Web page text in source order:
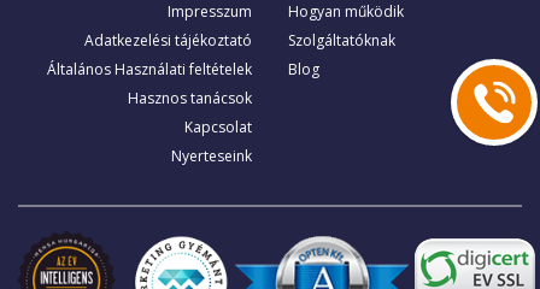
Impresszum
Adatkezelési tájékoztató
Általános Használati feltételek
Hasznos tanácsok
Kapcsolat
Nyerteseink
Hogyan működik
Szolgáltatóknak
Blog